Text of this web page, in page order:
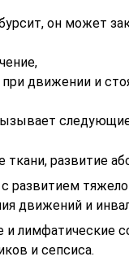
он может
движении и
развитие
развитием
движений и
и лимфатические
и сепсиса.